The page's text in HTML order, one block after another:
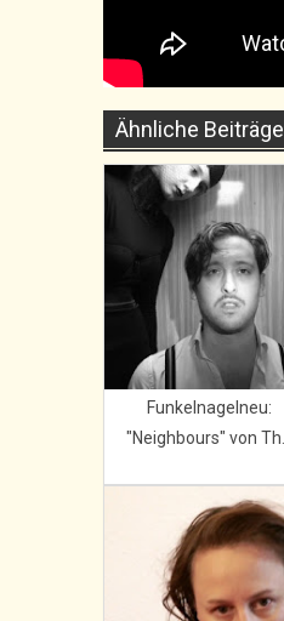
Ähnliche Beiträge
Funkelnagelneu:
"Neighbours" von Th...